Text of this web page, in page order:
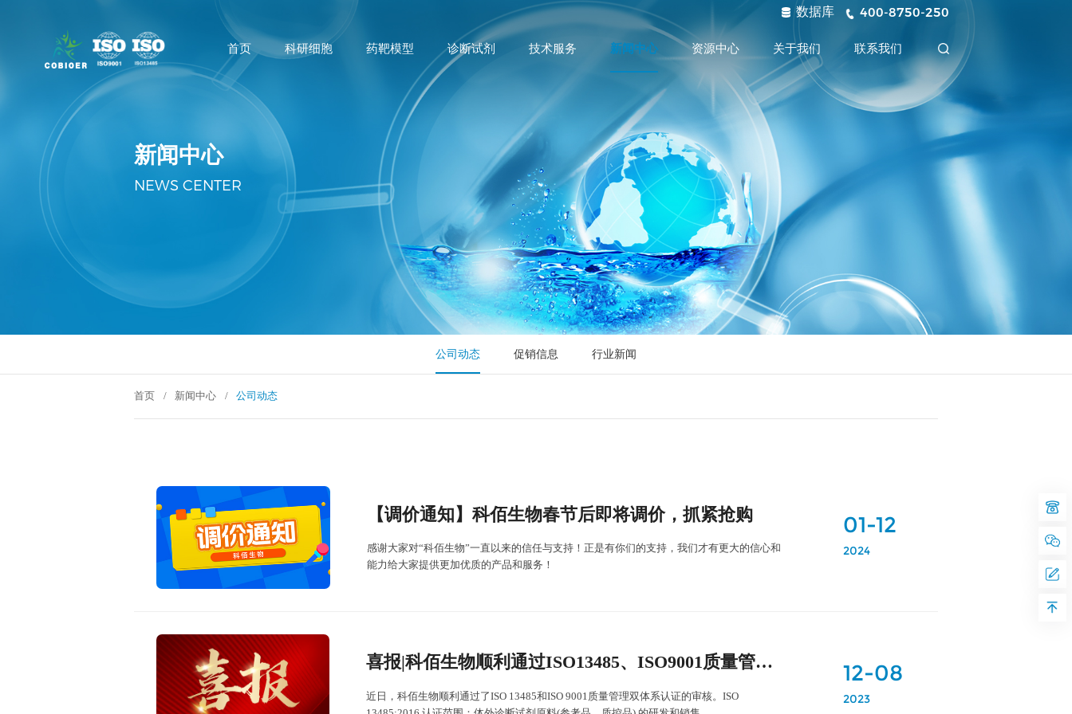
数据库 400-8750-250
首页 科研细胞 药靶模型 诊断试剂 技术服务 新闻中心 资源中心 关于我们 联系我们
新闻中心
NEWS CENTER
公司动态 促销信息 行业新闻
首页 / 新闻中心 / 公司动态
【调价通知】科佰生物春节后即将调价，抓紧抢购
感谢大家对“科佰生物”一直以来的信任与支持！正是有你们的支持，我们才有更大的信心和
能力给大家提供更加优质的产品和服务！
01-12
2024
喜报|科佰生物顺利通过ISO13485、ISO9001质量管理双体系认证
近日，科佰生物顺利通过了ISO 13485和ISO 9001质量管理双体系认证的审核。ISO
12-08
2023